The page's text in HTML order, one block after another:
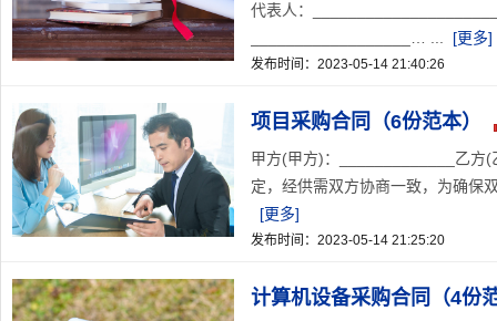
代表人：
[更多]
发布时间：2023-05-14 21:40:26
项目采购合同（6份范本）
甲方(甲方)：_____________乙方
定，经供需双方协商一致，为确保
[更多]
发布时间：2023-05-14 21:25:20
计算机设备采购合同（4份